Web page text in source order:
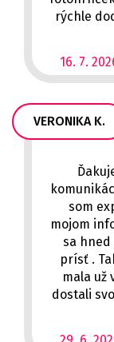
16. 7.
rýchle
VERONIKA K.
som
mojom
sa hned
prísť .
mala už
dostali